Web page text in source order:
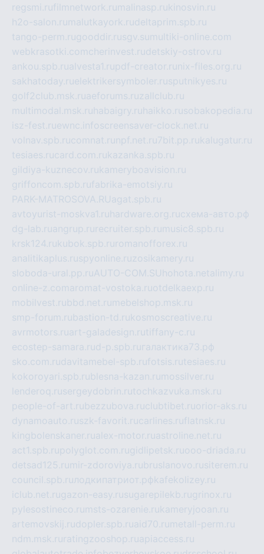
regsmi.rufilmnetwork.ru malinasp.rukinosvin.ru
h2o-salon.ru malutkayork.rudeltaprim.spb.ru
tango-perm.rugooddir.rusgv.su multiki-online.com
webkrasotki.comcherinvest.rudetskiy-ostrov.ru
ankou.spb.rualvesta1.rupdf-creator.ru nix-files.org.ru
sakhatoday.ruelektrikersymboler.rusputnikyes.ru
golf2club.msk.ruaeforums.ruzallclub.ru
multimodal.msk.ru habaigry.ru haikko.rusobakopedia.ru
isz-fest.ruewnc.infoscreensaver-clock.net.ru
volnav.spb.rucomnat.ru npf.net.ru 7bit.pp.rukalugatur.ru
tesiaes.rucard.com.rukazanka.spb.ru
gildiya-kuznecov.rukameryboavision.ru
griffoncom.spb.rufabrika-emotsiy.ru
PARK-MATROSOVA.RUagat.spb.ru
avtoyurist-moskva1.ru hardware.org.ruсхема-авто.рф
dg-lab.ruangrup.ru recruiter.spb.ru music8.spb.ru
krsk124.rukubok.spb.ru romanofforex.ru
analitikaplus.ruspyonline.ruzosikamery.ru
sloboda-ural.pp.ruAUTO-COM.SU hohota.net alimy.ru
online-z.comaromat-vostoka.ruotdelkaexp.ru
mobilvest.rubbd.net.ru mebelshop.msk.ru
smp-forum.rubastion-td.rukosmoscreative.ru
avrmotors.ruart-galadesign.rutiffany-c.ru
ecostep-samara.rud-p.spb.ru галактика73.рф
sko.com.rudavitamebel-spb.rufotsis.rutesiaes.ru
kokoroyari.spb.rublesna-kazan.ru mossilver.ru
lenderoq.rusergeydobrin.rutochkazvuka.msk.ru
people-of-art.rubezzubova.ruclubtibet.ruorior-aks.ru
dynamoauto.ruszk-favorit.rucarlines.ruflatnsk.ru
kingbolenskaner.rualex-motor.ruastroline.net.ru
act1.spb.rupolyglot.com.rugidlipetsk.ruooo-driada.ru
detsad125.ru mir-zdoroviya.rubruslanovo.rusiterem.ru
council.spb.ruлодкипатриот.рфkafekolizey.ru
iclub.net.rugazon-easy.rusugarepilekb.rugrinox.ru
pylesostineco.ru msts-ozarenie.rukameryjooan.ru
artemovskij.rudopler.spb.ruaid70.ru metall-perm.ru
ndm.msk.ru ratingzooshop.ruapiaccess.ru